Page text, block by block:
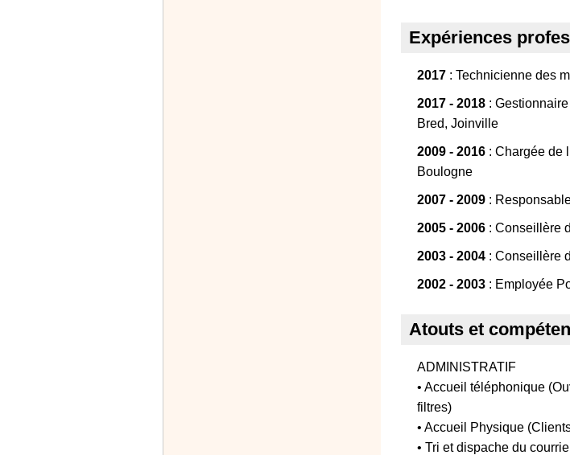
Expériences
2017 : Technicienne des
2017 - 2018 :
Bred, Joinville
2009 - 2016 : Chargée de
Boulogne
2007 - 2009 :
2005 - 2006 : Conseillère
2003 - 2004 : Conseillère
2002 - 2003 : Employée
Atouts et
ADMINISTRATIF
• Accueil téléphonique
filtres)
• Accueil Physique
• Tri et dispache du